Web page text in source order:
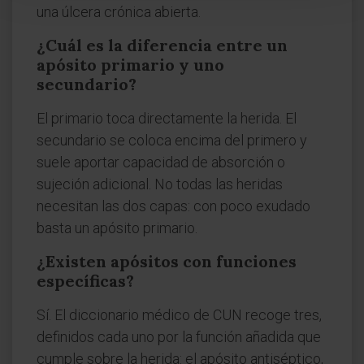
una úlcera crónica abierta.
¿Cuál es la diferencia entre un
apósito primario y uno
secundario?
El primario toca directamente la herida. El
secundario se coloca encima del primero y
suele aportar capacidad de absorción o
sujeción adicional. No todas las heridas
necesitan las dos capas: con poco exudado
basta un apósito primario.
¿Existen apósitos con funciones
específicas?
Sí. El diccionario médico de CUN recoge tres,
definidos cada uno por la función añadida que
cumple sobre la herida: el apósito antiséptico,